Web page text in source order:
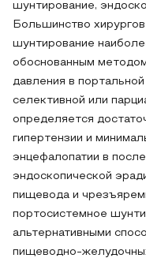
шунтирование,
Большинство
шунтирование
обоснованным
давления в
селективной или
определяется
гипертензии и
энцефалопатии в
эндоскопической
пищевода и
портосистемное
альтернативными
пищеводно-